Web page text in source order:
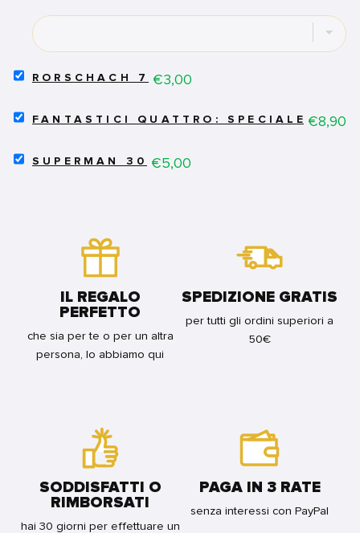
FORCE
FORCE
BUNDLE
SELECT
FOR
RORSCHACH 7 Price
€3,00
SELECT
SPECIALE
FANTASTICI QUATTRO: SPECIALEPrice
€8,90
SELECT
SUPERMAN 30 Price
€5,00
IL REGALO
PERFETTO
che sia per te o per un altra
persona, lo abbiamo qui
SPEDIZIONE GRATIS
per tutti gli ordini superiori a
50€
SODDISFATTI O
RIMBORSATI
hai 30 giorni per effettuare un
PAGA IN 3 RATE
senza interessi con PayPal